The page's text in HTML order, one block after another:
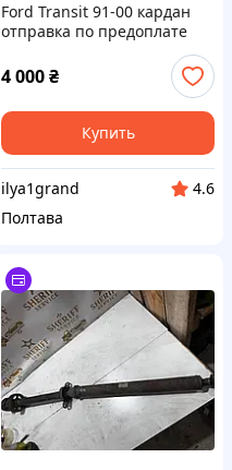
Ford Transit 91-00 кардан
отправка по предоплате
4 000₴
Купить
ilya1grand
4.6
Полтава